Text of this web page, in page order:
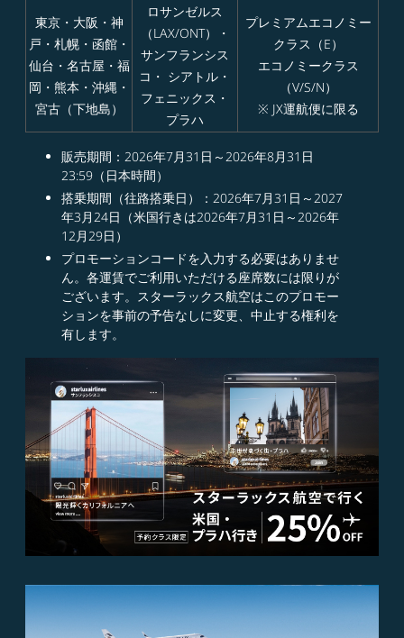
東京・大阪・神
戸・札幌・函館・
仙台・名古屋・福
岡・熊本・沖縄・
宮古（下地島）
ロサンゼルス
（LAX/ONT）・
サンフランシス
コ・ シアトル・
フェニックス・
プラハ
プレミアムエコノミー
クラス（E）
エコノミークラス
（V/S/N）
※ JX運航便に限る
販売期間：2026年7月31日～2026年8月31日
23:59（日本時間）​
搭乗期間（往路搭乗日）：2026年7月31日～2027
年3月24日（米国行きは2026年7月31日～2026年
12月29日）
プロモーションコードを入力する必要はありませ
ん。各運賃でご利用いただける座席数には限りが
ございます。スターラックス航空はこのプロモー
ションを事前の予告なしに変更、中止する権利を
有します。